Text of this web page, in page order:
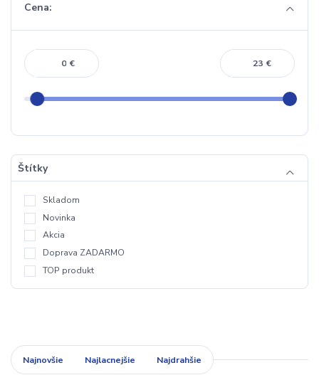
Cena:
€ €
Štítky
Skladom
Novinka
Akcia
Doprava ZADARMO
TOP produkt
Najnovšie Najlacnejšie Najdrahšie